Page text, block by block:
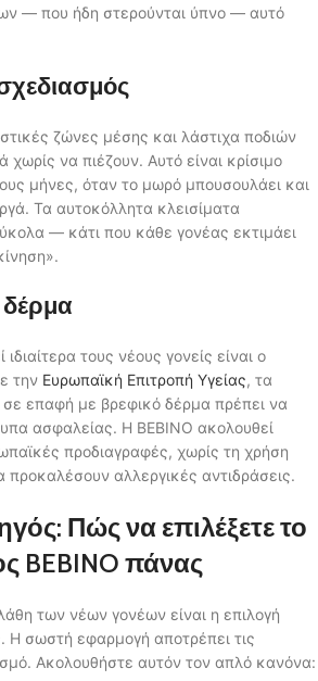
— που ήδη στερούνται ύπνο — αυτό
ζώνες μέσης και λάστιχα ποδιών
να πιέζουν. Αυτό είναι κρίσιμο
μήνες, όταν το μωρό μπουσουλάει και
Τα αυτοκόλλητα κλεισίματα
— κάτι που κάθε γονέας εκτιμάει
δέρμα
τους νέους γονείς είναι ο
την Ευρωπαϊκή Επιτροπή Υγείας, τα
σε επαφή με βρεφικό δέρμα πρέπει να
ασφαλείας. Η BEBINO ακολουθεί
προδιαγραφές, χωρίς τη χρήση
αλλεργικές αντιδράσεις.
Πώς να επιλέξετε το
BEBINO πάνας
των νέων γονέων είναι η επιλογή
Η σωστή εφαρμογή αποτρέπει τις
Ακολουθήστε αυτόν τον απλό κανόνα: